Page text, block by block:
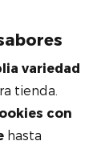
variedad
tienda.
con
hasta